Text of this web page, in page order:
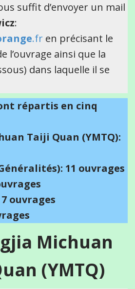
suffit d’envoyer un mail
:
.fr en précisant le
l’ouvrage ainsi que la
dans laquelle il se
répartis en cinq
Taiji Quan (YMTQ):
11 ouvrages
ouvrages
Michuan
(YMTQ)